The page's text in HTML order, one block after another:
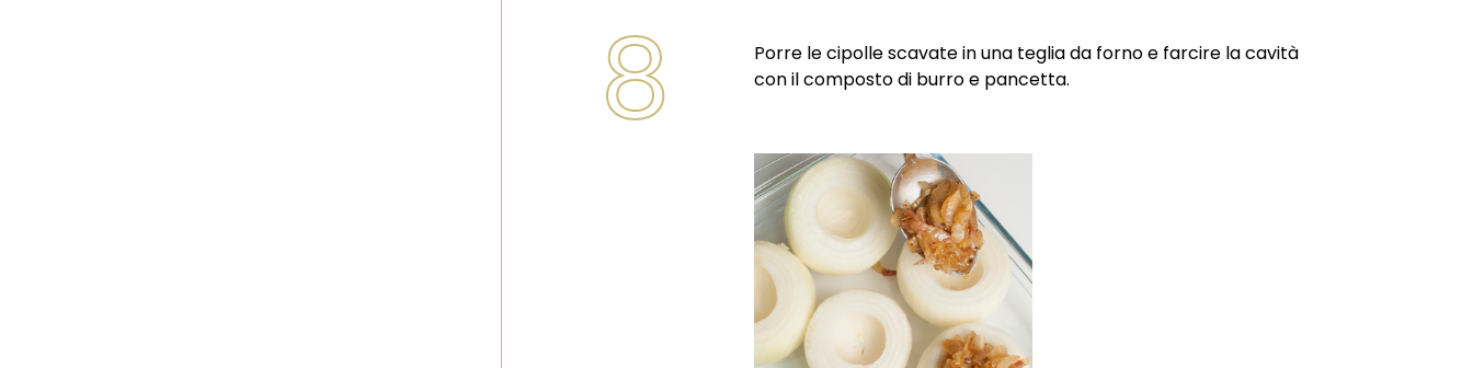
8
Porre le cipolle scavate in una teglia da forno e farcire la cavità
con il composto di burro e pancetta.